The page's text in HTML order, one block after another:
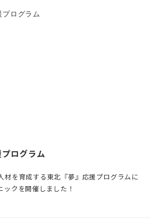
ログラム
材を育成する東北『夢』応援プログラムに
ックを開催しました！